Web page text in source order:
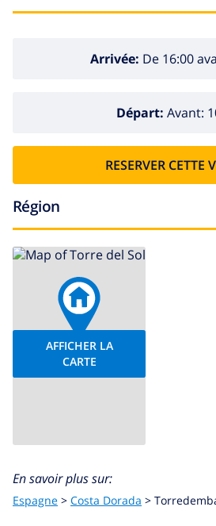
Arrivée: De 16:00
Départ: Avant:
RESERVER CETTE
Région
AFFICHER LA
CARTE
En savoir plus sur:
Espagne > Costa Dorada >